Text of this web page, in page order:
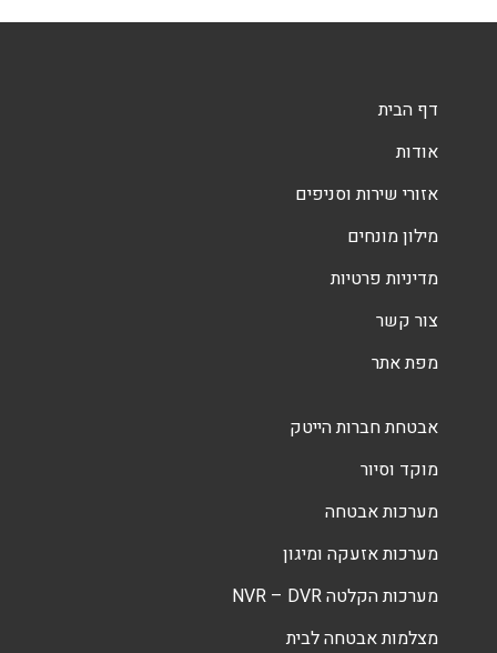
דף הבית
אודות
אזורי שירות וסניפים
מילון מונחים
מדיניות פרטיות
צור קשר
מפת אתר
אבטחת חברות הייטק
מוקד וסיור
מערכות אבטחה
מערכות אזעקה ומיגון
מערכות הקלטה NVR – DVR
מצלמות אבטחה לבית